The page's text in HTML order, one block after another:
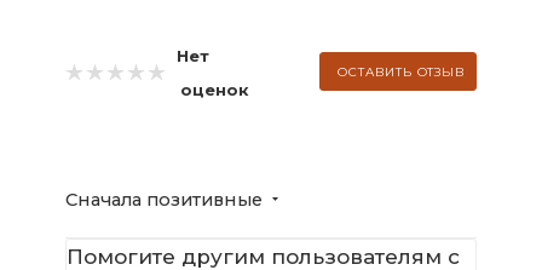
Нет
оценок
ОСТАВИТЬ ОТЗЫВ
Сначала позитивные
Помогите другим пользователям с